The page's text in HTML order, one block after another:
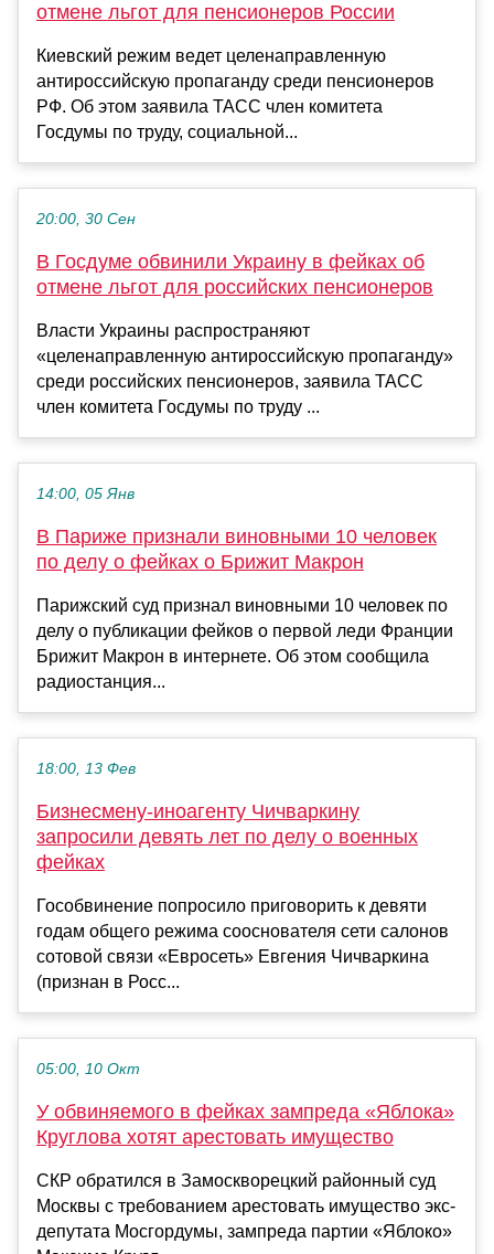
отмене льгот для пенсионеров России
Киевский режим ведет целенаправленную
антироссийскую пропаганду среди пенсионеров
РФ. Об этом заявила ТАСС член комитета
Госдумы по труду, социальной...
20:00, 30 Сен
В Госдуме обвинили Украину в фейках об
отмене льгот для российских пенсионеров
Власти Украины распространяют
«целенаправленную антироссийскую пропаганду»
среди российских пенсионеров, заявила ТАСС
член комитета Госдумы по труду ...
14:00, 05 Янв
В Париже признали виновными 10 человек
по делу о фейках о Брижит Макрон
Парижский суд признал виновными 10 человек по
делу о публикации фейков о первой леди Франции
Брижит Макрон в интернете. Об этом сообщила
радиостанция...
18:00, 13 Фев
Бизнесмену-иноагенту Чичваркину
запросили девять лет по делу о военных
фейках
Гособвинение попросило приговорить к девяти
годам общего режима сооснователя сети салонов
сотовой связи «Евросеть» Евгения Чичваркина
(признан в Росс...
05:00, 10 Окт
У обвиняемого в фейках зампреда «Яблока»
Круглова хотят арестовать имущество
СКР обратился в Замоскворецкий районный суд
Москвы с требованием арестовать имущество экс-
депутата Мосгордумы, зампреда партии «Яблоко»